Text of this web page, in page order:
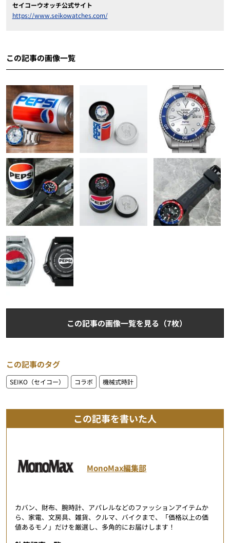
セイコーウオッチ公式サイト
https://www.seikowatches.com/
この記事の画像一覧
この記事の画像一覧を見る（7枚）
この記事のタグ
SEIKO（セイコー） コラボ 機械式時計
この記事を書いた人
MonoMax編集部
カバン、財布、腕時計、アパレルなどのファッションアイテムか
ら、家電、文房具、雑貨、クルマ、バイクまで、「価格以上の価
値あるモノ」だけを厳選し、多角的にお届けします！